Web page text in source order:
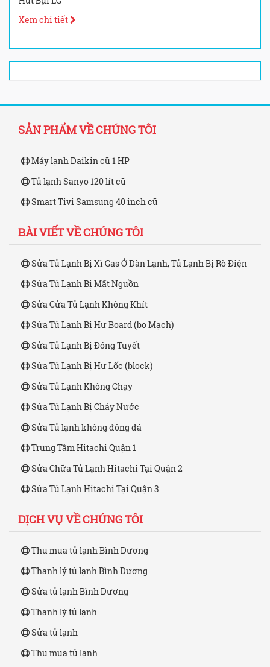
Xem chi tiết
SẢN PHẨM VỀ CHÚNG TÔI
Máy lạnh Daikin cũ 1 HP
Tủ lạnh Sanyo 120 lít cũ
Smart Tivi Samsung 40 inch cũ
BÀI VIẾT VỀ CHÚNG TÔI
Sửa Tủ Lạnh Bị Xì Gas Ở Dàn Lạnh, Tủ Lạnh Bị Rò Điện
Sửa Tủ Lạnh Bị Mất Nguồn
Sửa Cửa Tủ Lạnh Không Khít
Sửa Tủ Lạnh Bị Hư Board (bo Mạch)
Sửa Tủ Lạnh Bị Đóng Tuyết
Sửa Tủ Lạnh Bị Hư Lốc (block)
Sửa Tủ Lạnh Không Chạy
Sửa Tủ Lạnh Bị Chảy Nước
Sửa Tủ lạnh không đông đá
Trung Tâm Hitachi Quận 1
Sửa Chữa Tủ Lạnh Hitachi Tại Quận 2
Sửa Tủ Lạnh Hitachi Tại Quận 3
DỊCH VỤ VỀ CHÚNG TÔI
Thu mua tủ lạnh Bình Dương
Thanh lý tủ lạnh Bình Dương
Sửa tủ lạnh Bình Dương
Thanh lý tủ lạnh
Sửa tủ lạnh
Thu mua tủ lạnh